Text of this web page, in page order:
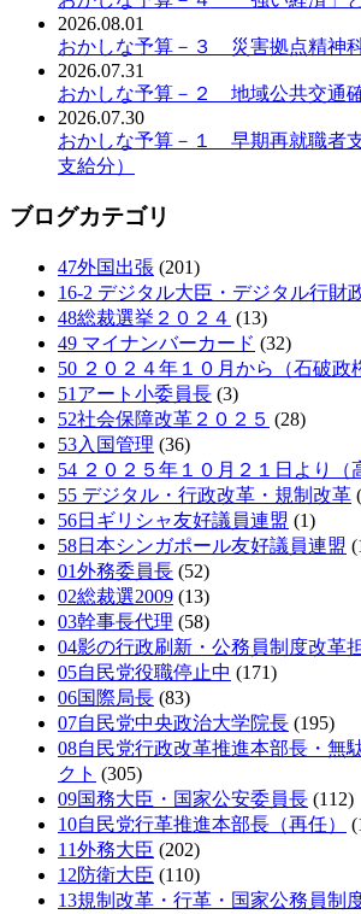
2026.08.01
おかしな予算－３ 災害拠点精神
2026.07.31
おかしな予算－２ 地域公共交通
2026.07.30
おかしな予算－１ 早期再就職者
支給分）
ブログカテゴリ
47外国出張 (201)
16-2 デジタル大臣・デジタル行財
48総裁選挙２０２４ (13)
49 マイナンバーカード (32)
50 ２０２４年１０月から（石破政
51アート小委員長 (3)
52社会保障改革２０２５ (28)
53入国管理 (36)
54 ２０２５年１０月２１日より（
55 デジタル・行政改革・規制改革
56日ギリシャ友好議員連盟 (1)
58日本シンガポール友好議員連盟
01外務委員長 (52)
02総裁選2009 (13)
03幹事長代理 (58)
04影の行政刷新・公務員制度改革
05自民党役職停止中 (171)
06国際局長 (83)
07自民党中央政治大学院長 (195)
08自民党行政改革推進本部長・無
クト (305)
09国務大臣・国家公安委員長 (112)
10自民党行革推進本部長（再任）
11外務大臣 (202)
12防衛大臣 (110)
13規制改革・行革・国家公務員制